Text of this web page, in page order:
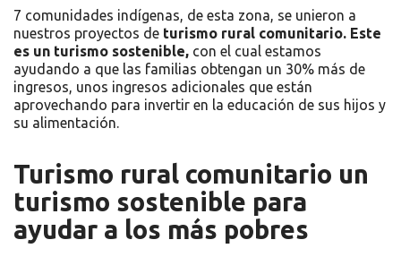
7 comunidades indígenas, de esta zona, se unieron a
nuestros proyectos de turismo rural comunitario. Este
es un turismo sostenible, con el cual estamos
ayudando a que las familias obtengan un 30% más de
ingresos, unos ingresos adicionales que están
aprovechando para invertir en la educación de sus hijos y
su alimentación.
Turismo rural comunitario un
turismo sostenible para
ayudar a los más pobres